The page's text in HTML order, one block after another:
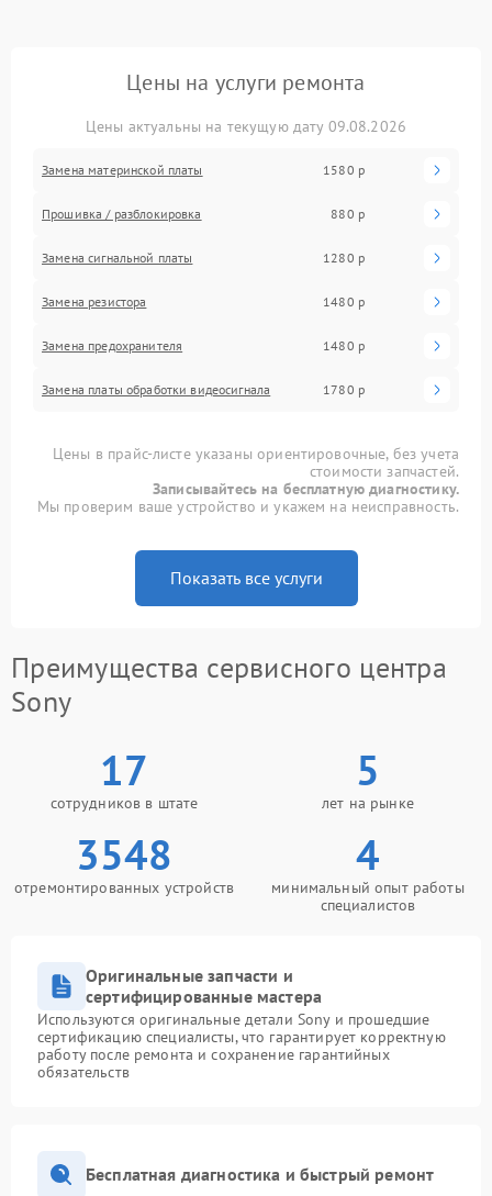
Цены на услуги ремонта
Цены актуальны на текущую дату 09.08.2026
Замена материнской платы 1580 р
Прошивка / разблокировка 880 р
Замена сигнальной платы 1280 р
Замена резистора 1480 р
Замена предохранителя 1480 р
Замена платы обработки видеосигнала 1780 р
Цены в прайс-листе указаны ориентировочные, без учета
стоимости запчастей.
Записывайтесь на бесплатную диагностику.
Мы проверим ваше устройство и укажем на неисправность.
Показать все услуги
Преимущества сервисного центра
Sony
17
сотрудников в штате
5
лет на рынке
3548
отремонтированных устройств
4
минимальный опыт работы
специалистов
Оригинальные запчасти и
сертифицированные мастера
Используются оригинальные детали Sony и прошедшие
сертификацию специалисты, что гарантирует корректную
работу после ремонта и сохранение гарантийных
обязательств
Бесплатная диагностика и быстрый ремонт